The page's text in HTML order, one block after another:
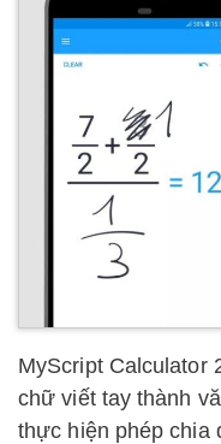
MyScript Calculator
chữ viết tay thành
thực hiện phép chia